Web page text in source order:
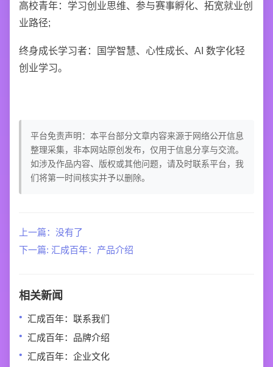
高校青年：学习创业思维、参与赛事孵化、拓宽就业创
业路径;
终身成长学习者：国学智慧、心性成长、AI 数字化轻
创业学习。
平台免责声明：本平台部分文章内容来源于网络公开信息
整理采集，非本网站原创发布，仅用于信息分享与交流。
如涉及作品内容、版权或其他问题，请及时联系平台，我
们将第一时间核实并予以删除。
上一篇：没有了
下一篇: 汇成百年：产品介绍
相关新闻
汇成百年：联系我们
汇成百年：品牌介绍
汇成百年：企业文化